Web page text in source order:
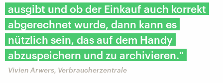
ausgibt und ob der Einkauf auch korrekt
abgerechnet wurde, dann kann es
nützlich sein, das auf dem Handy
abzuspeichern und zu archivieren."
Vivien Arwers, Verbraucherzentrale